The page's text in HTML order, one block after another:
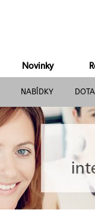
Novinky
NABÍDKY